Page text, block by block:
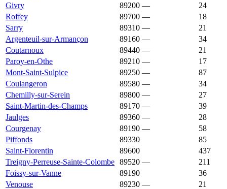
Givry
89200 —
24
Roffey
89700 —
18
Sarry
89310 —
21
Argenteuil-sur-Armançon
89160 —
34
Coutarnoux
89440 —
21
Paroy-en-Othe
89210 —
17
Mont-Saint-Sulpice
89250 —
87
Coulangeron
89580 —
34
Chemilly-sur-Serein
89800 —
27
Saint-Martin-des-Champs
89170 —
39
Jaulges
89360 —
28
Courgenay
89190 —
58
Piffonds
89330
85
Saint-Florentin
89600
437
Treigny-Perreuse-Sainte-Colombe 89520 —
211
Foissy-sur-Vanne
89190
36
Venouse
89230 —
21